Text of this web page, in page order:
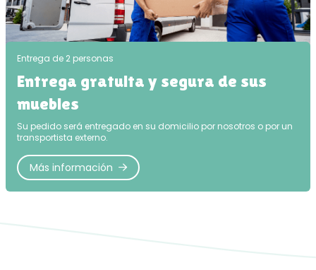
Entrega de 2 personas
Entrega gratuita y segura de sus
muebles
Su pedido será entregado en su domicilio por nosotros o por un
transportista externo.
Más información